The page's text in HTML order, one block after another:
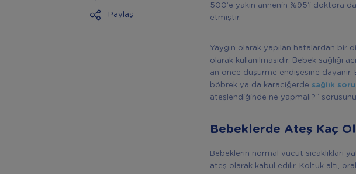
Paylaş
500’e yakın annenin %95’i doktora
etmiştir.
Yaygın olarak yapılan hatalardan bir
olarak kullanılmasıdır. Bebek
an önce düşürme endişesine dayanır.
böbrek ya da karaciğerde sağlık
ateşlendiğinde ne yapmalı?¨
Bebeklerde Ateş Kaç
Bebeklerin normal vücut sıcaklıkları
ateş olarak kabul edilir. Koltuk altı,